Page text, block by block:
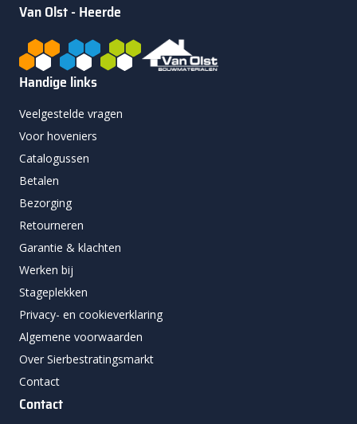
Van Olst - Heerde
Handige links
Veelgestelde vragen
Voor hoveniers
Catalogussen
Betalen
Bezorging
Retourneren
Garantie & klachten
Werken bij
Stageplekken
Privacy- en cookieverklaring
Algemene voorwaarden
Over Sierbestratingsmarkt
Contact
Contact